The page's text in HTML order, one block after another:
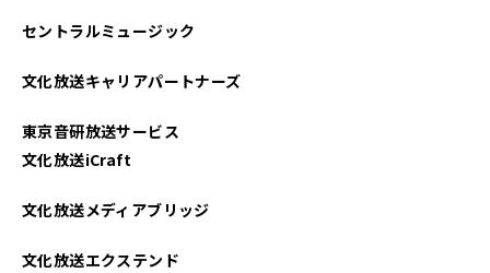
セントラルミュージック
文化放送キャリアパートナーズ
東京音研放送サービス
文化放送iCraft
文化放送メディアブリッジ
文化放送エクステンド